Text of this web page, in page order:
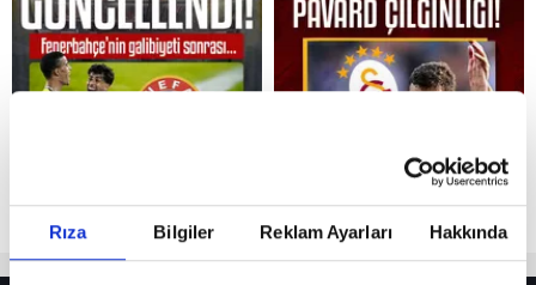
Rıza Bilgiler Reklam Ayarları Hakkında
Reddet